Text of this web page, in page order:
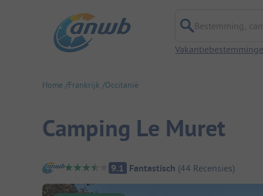
Bestemming,
Home Frankrijk Occitanië
Camping Le Muret
Camping overzicht
9.1 Fantastisch (44 Recensies)